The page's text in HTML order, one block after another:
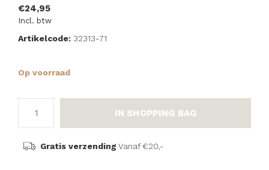
€24,95
Incl. btw
Artikelcode: 32313-71
Op voorraad
IN SHOPPING BAG
Gratis verzending Vanaf €20,-